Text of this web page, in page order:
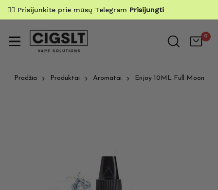
✌🏼 Prisijunkite prie mūsų Telegram Prisijungti
0
Pradžia Produktai Aromatai Enjoy 10ML Full Moon